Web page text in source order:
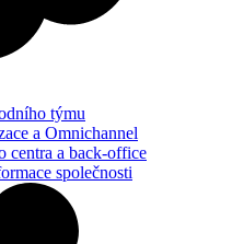
týmu
a Omnichannel
centra a back-office
společnosti